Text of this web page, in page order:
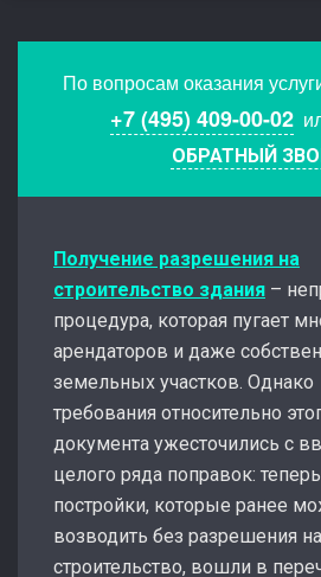
По вопросам оказания
+7 (495) 409-00-02
ОБРАТНЫЙ
Получение разрешения на
строительство здания –
процедура, которая пугает
арендаторов и даже
земельных участков. Однако
требования относительно
документа ужесточились с
целого ряда поправок:
постройки, которые ранее
возводить без разрешения на
строительство, вошли в